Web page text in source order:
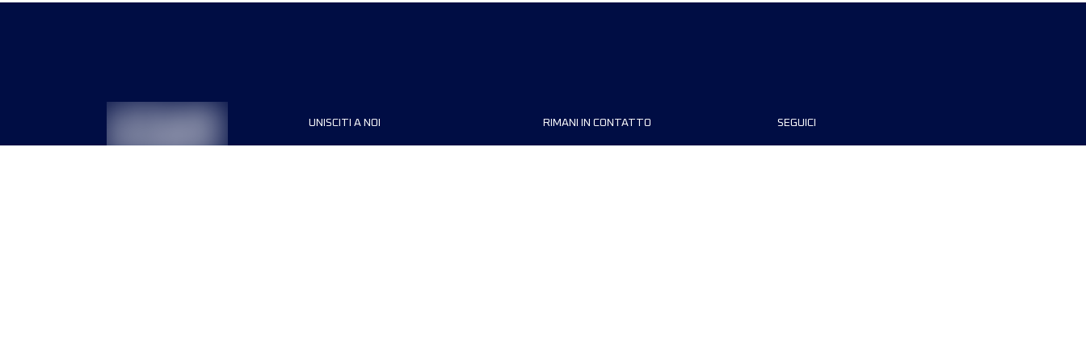
UNISCITI A NOI RIMANI IN CONTATTO SEGUICI